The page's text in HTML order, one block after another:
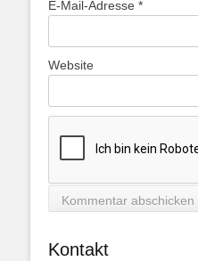
E-Mail-Adresse *
Website
Kontakt